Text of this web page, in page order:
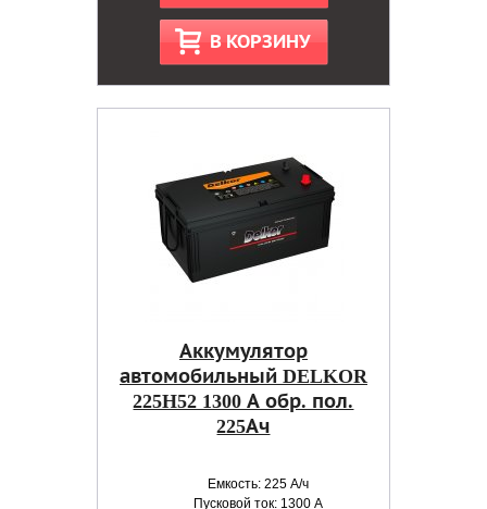
В КОРЗИНУ
Аккумулятор
автомобильный DELKOR
225H52 1300 А обр. пол.
225Ач
Емкость: 225 А/ч
Пусковой ток: 1300 А